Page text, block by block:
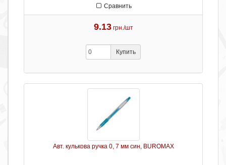
Сравнить
9.13 грн./шт
Купить
Авт. кулькова ручка 0, 7 мм син, BUROMAX